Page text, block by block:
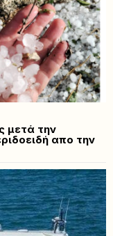
μετά την
απο την